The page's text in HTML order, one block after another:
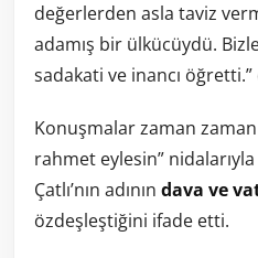
değerlerden asla taviz
adamış bir ülkücüydü.
sadakati ve inancı öğretti.”
Konuşmalar zaman zaman
rahmet eylesin”
Çatlı’nın adının dava ve
özdeşleştiğini ifade etti.